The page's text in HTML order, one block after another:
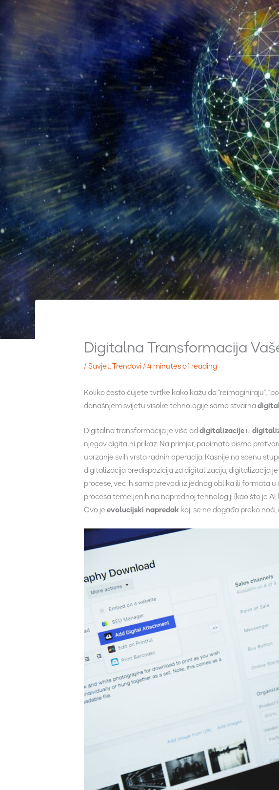
Digitalna Transformacija
/Savjet,Trendovi/4 minutes of reading
Koliko često čujete tvrtke kako kažu da “reimaginiraju”,
današnjem svijetu visoke tehnologije samo stvarna
Digitalna transformacija je više oddigitalizacijeili
njegov digitalni prikaz. Na primjer, papirnato pismo
ubrzanje svih vrsta radnih operacija. Kasnije na scenu
digitalizacija predispozicija za digitalizaciju, digitalizacija
procese, već ih samo prevodi iz jednog oblika ili formata
procesa temeljenih na naprednoj tehnologiji (kao što je
Ovo jeevolucijski napredakkoji se ne događa preko